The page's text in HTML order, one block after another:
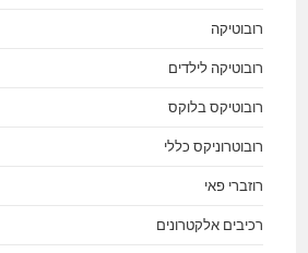
רובוטיקה
רובוטיקה לילדים
רובוטיקס בלוקס
רובוטרוניקס כללי
רוזברי פאי
רכיבים אלקטרונים